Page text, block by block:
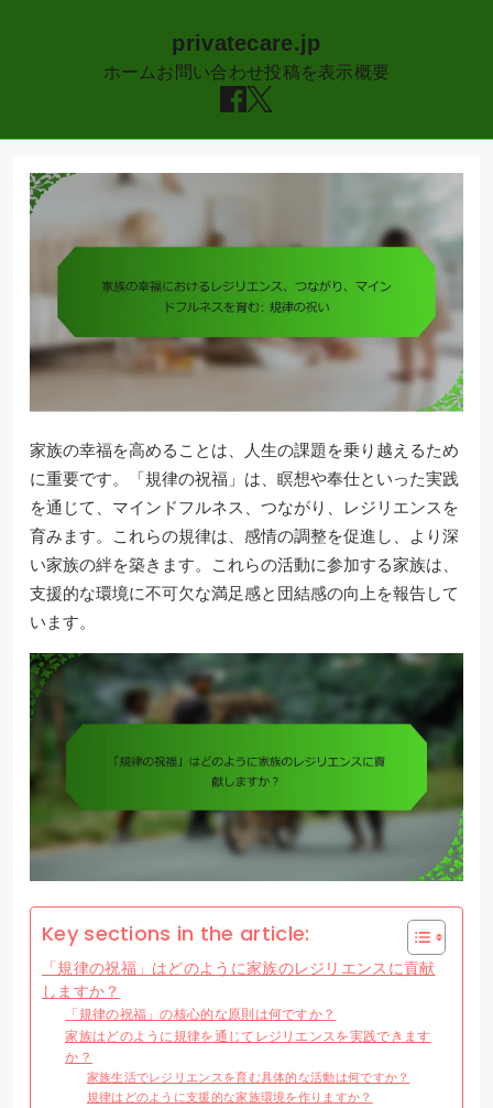
privatecare.jp
ホーム お問い合わせ投稿を表示概要
content
家族の幸福を高めることは、人生の課題を乗り越えるため
に重要です。「規律の祝福」は、瞑想や奉仕といった実践
を通じて、マインドフルネス、つながり、レジリエンスを
育みます。これらの規律は、感情の調整を促進し、より深
い家族の絆を築きます。これらの活動に参加する家族は、
支援的な環境に不可欠な満足感と団結感の向上を報告して
います。
Key sections in the article:
「規律の祝福」はどのように家族のレジリエンスに貢献
しますか？
「規律の祝福」の核心的な原則は何ですか？
家族はどのように規律を通じてレジリエンスを実践できます
か？
家族生活でレジリエンスを育む具体的な活動は何ですか？
規律はどのように支援的な家族環境を作りますか？